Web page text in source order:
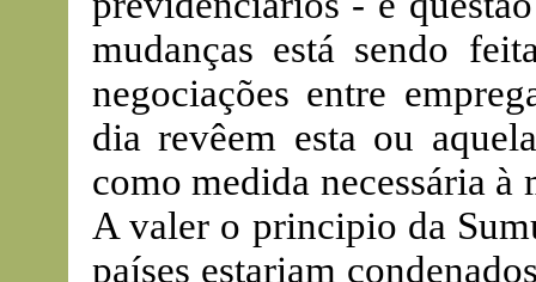
mudanças está sendo
negociações entre
dia revêem esta ou
como medida necessária à
A valer o principio da
países estariam